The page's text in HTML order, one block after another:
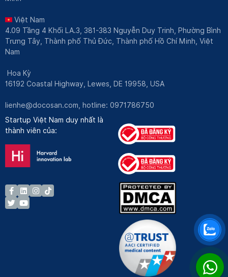
Việt Nam
4.09 Tầng 4 Khối LA.3, 381-383 Nguyễn Duy Trinh, Phường Bình
Trưng Tây, Thành phố Thủ Đức, Thành phố Hồ Chí Minh, Việt
Nam
Hoa Kỳ
16192 Coastal Highway, Lewes, DE 19958, USA
lienhe@docosan.com , hotline: 0971786750
Startup Việt Nam duy nhất là
thành viên của: